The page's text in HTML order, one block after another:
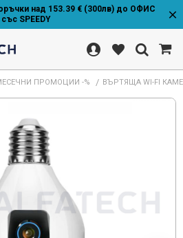
над 153.39 € (300лв) до ОФИС
със SPEEDY
ПРОМОЦИИ -% ВЪРТЯЩА WI-FI